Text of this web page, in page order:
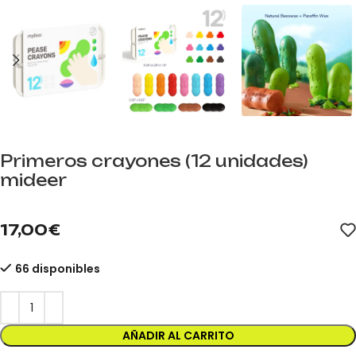
Primeros crayones (12 unidades)
mideer
17,00€
66 disponibles
AÑADIR AL CARRITO